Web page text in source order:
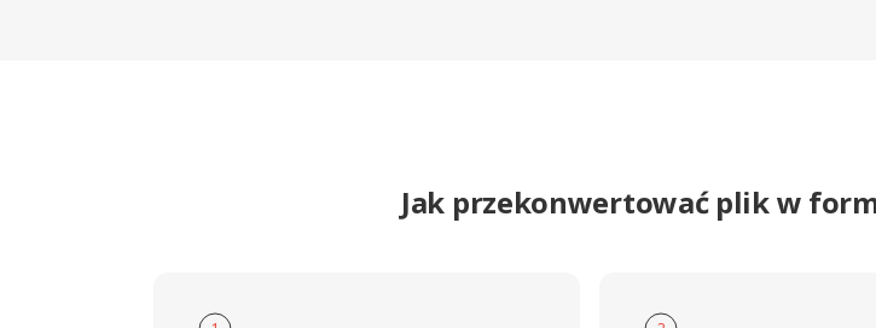
Jak przekonwertować plik w